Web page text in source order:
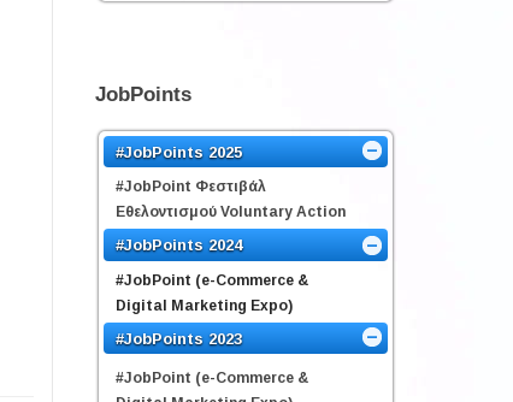
JobPoints
#JobPoints 2025
#JobPoint Φεστιβάλ
Εθελοντισμού Voluntary Action
#JobPoints 2024
#JobPoint (e-Commerce &
Digital Marketing Expo)
#JobPoints 2023
#JobPoint (e-Commerce &